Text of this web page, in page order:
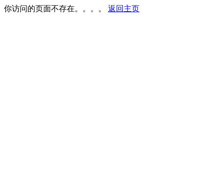
你访问的页面不存在。。。。 返回主页